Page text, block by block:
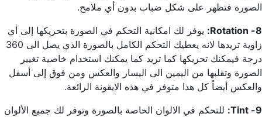
الصورة فتظهر على شكل ضباب بدون أي ملامح.
8- Rotation:
يوفر لك امكانية التحكم في الصورة بتحريكها إلى أي
زاوية تريدها لانه يعطيك التحكم الكامل بالصورة الذي يصل الى 360
درجة فيمكنك تحريكها كما تريد كما يمكنك استخدام خاصية تغيير
الصورة وتقلبها من اليمين الى اليسار والعكس ومن فوق إلى أسفل
والعكس أيضاً كل هذا متوفر في هذه الايقونة الرائعة.
9- Tint:
للتحكم في الالوان الخاصة بالصورة وتوفر لك جميع الألوان